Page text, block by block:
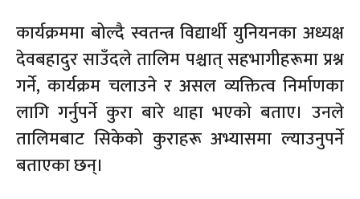
कार्यक्रममा बोल्दै स्वतन्त्र विद्यार्थी युनियनका अध्यक्ष
देवबहादुर साउँदले तालिम पश्चात् सहभागीहरूमा प्रश्न
गर्ने, कार्यक्रम चलाउने र असल व्यक्तित्व निर्माणका
लागि गर्नुपर्ने कुरा बारे थाहा भएको बताए। उनले
तालिमबाट सिकेको कुराहरू अभ्यासमा ल्याउनुपर्ने
बताएका छन्।